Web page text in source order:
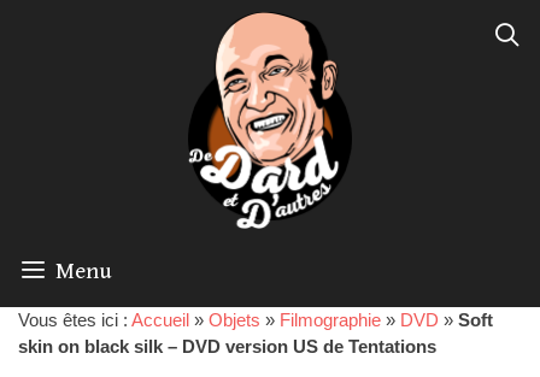
Menu
Vous êtes ici : Accueil » Objets » Filmographie » DVD » Soft
skin on black silk – DVD version US de Tentations